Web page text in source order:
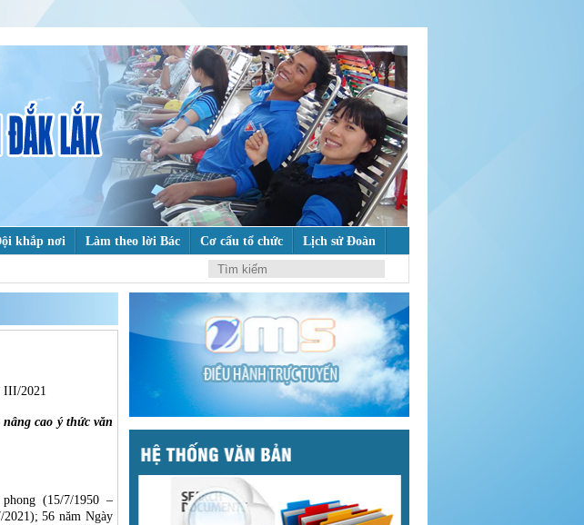
khắp nơi Làm theo lời Bác Cơ cấu tổ chức Lịch sử Đoàn
Bảo vệ nền tảng tư tưởng của Đảng
KIẾM
III/2021
cao ý thức văn
(15/7/1950 –
56 năm Ngày